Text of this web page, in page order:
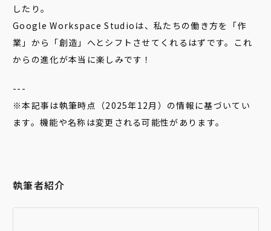
したり。
Google Workspace Studioは、私たちの働き方を「作
業」から「創造」へとシフトさせてくれるはずです。これ
からの進化が本当に楽しみです！
---
※本記事は執筆時点（2025年12月）の情報に基づいてい
ます。機能や名称は変更される可能性があります。
執筆者紹介